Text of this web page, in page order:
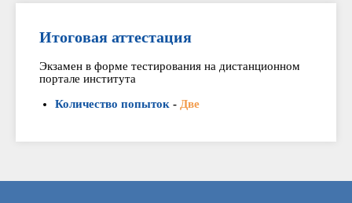
Итоговая аттестация
Экзамен в форме тестирования на дистанционном
портале института
Количество попыток - Две